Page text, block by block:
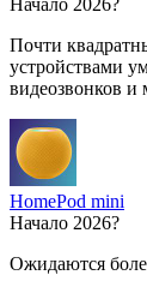
Начало 2026?
Почти
устройствами
видеозвонков и
HomePod mini
Начало 2026?
Ожидаются